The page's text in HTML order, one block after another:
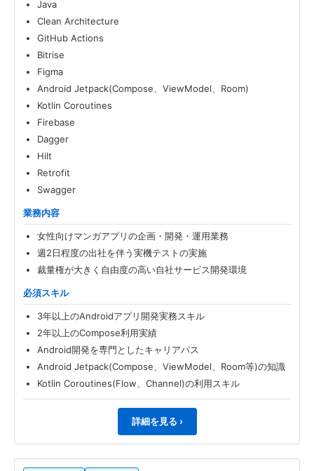
Java
Clean Architecture
GitHub Actions
Bitrise
Figma
Android Jetpack(Compose、ViewModel、Room)
Kotlin Coroutines
Firebase
Dagger
Hilt
Retrofit
Swagger
業務内容
女性向けマンガアプリの企画・開発・運用業務
週2日程度の出社を伴う実機テストの実施
裁量権が大きく自由度の高い自社サービス開発環境
必須スキル
3年以上のAndroidアプリ開発実務スキル
2年以上のCompose利用実績
Android開発を専門としたキャリアパス
Android Jetpack(Compose、ViewModel、Room等)の知識
Kotlin Coroutines(Flow、Channel)の利用スキル
詳細を見る ›